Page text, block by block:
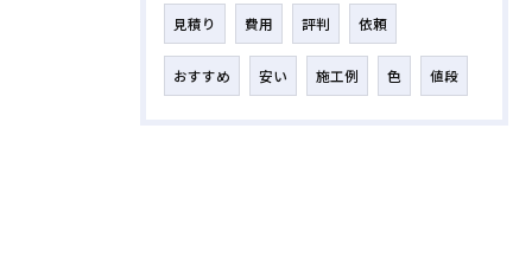
見積り 費用 評判 依頼
おすすめ 安い 施工例 色 値段